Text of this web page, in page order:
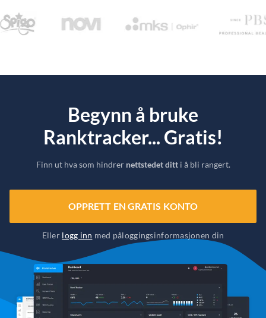
Begynn å bruke
Ranktracker... Gratis!
Finn ut hva som hindrer nettstedet ditti å bli rangert.
OPPRETT EN GRATIS KONTO
Eller logg inn med påloggingsinformasjonen din